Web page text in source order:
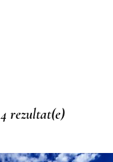
Piesa ta pe 107.1FM
4 rezultat(e)